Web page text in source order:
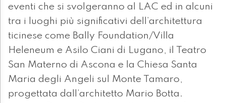
eventi che si svolgeranno al LAC ed in alcuni
tra i luoghi più significativi dell’architettura
ticinese come Bally Foundation/Villa
Heleneum e Asilo Ciani di Lugano, il Teatro
San Materno di Ascona e la Chiesa Santa
Maria degli Angeli sul Monte Tamaro,
progettata dall’architetto Mario Botta.